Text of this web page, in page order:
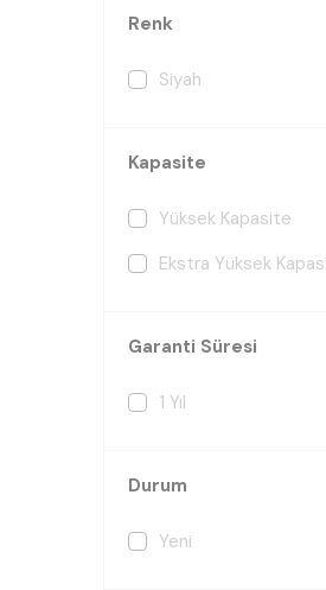
Renk
Siyah
Kapasite
Yüksek Kapasite
Ekstra Yüksek
Garanti Süresi
1 Yıl
Durum
Yeni